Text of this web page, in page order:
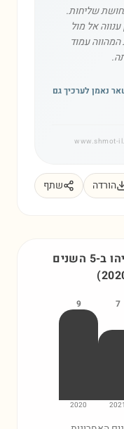
שליחות.
אל מול
המהווה עמוד
נאמן לערכיך גם
הורדה שתף
ב-5 השנים
(
7
2021
9
2020